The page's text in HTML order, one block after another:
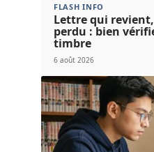
FLASH INFO
Lettre qui
perdu : bien
timbre
6 août 2026